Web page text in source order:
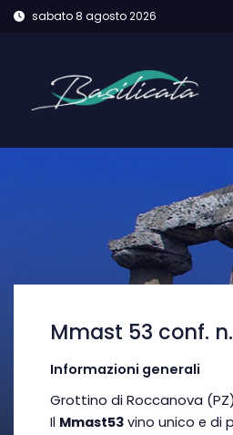
sabato 8 agosto 2026
Mmast 53 conf.
Informazioni generali
Grottino di Roccanova (PZ)
Il Mmast53 vino unico e di